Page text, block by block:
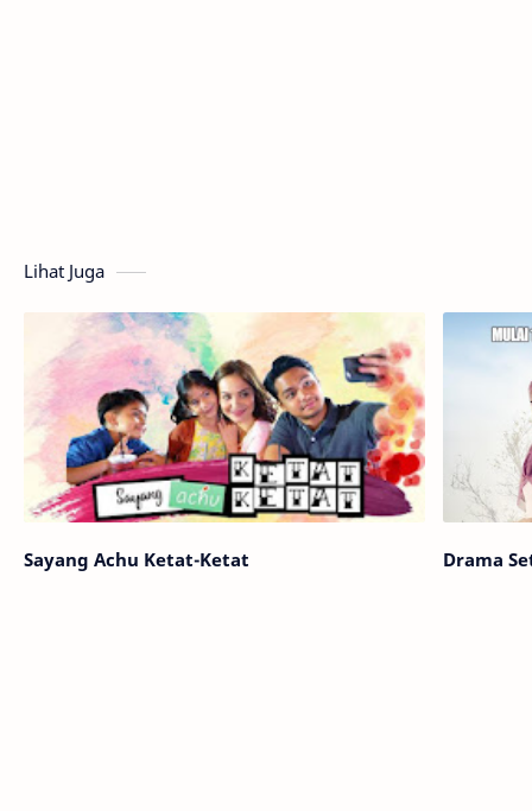
Lihat Juga
Sayang Achu Ketat-Ketat Drama